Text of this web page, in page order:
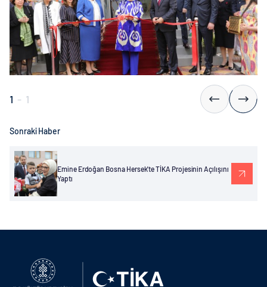
1 - 1
Sonraki Haber
Emine Erdoğan Bosna Hersek'te TİKA Projesinin Açılışını
Yaptı